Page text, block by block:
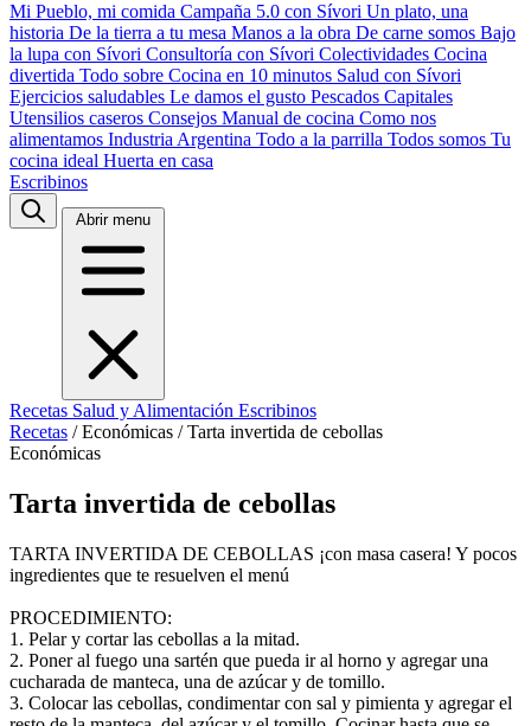
Mi Pueblo, mi comida Campaña 5.0 con Sívori Un plato, una
historia De la tierra a tu mesa Manos a la obra De carne somos Bajo
la lupa con Sívori Consultoría con Sívori Colectividades Cocina
divertida Todo sobre Cocina en 10 minutos Salud con Sívori
Ejercicios saludables Le damos el gusto Pescados Capitales
Utensilios caseros Consejos Manual de cocina Como nos
alimentamos Industria Argentina Todo a la parrilla Todos somos Tu
cocina ideal Huerta en casa
Escribinos
Abrir menu
Recetas Salud y Alimentación Escribinos
Recetas / Económicas / Tarta invertida de cebollas
Económicas
Tarta invertida de cebollas
TARTA INVERTIDA DE CEBOLLAS ¡con masa casera! Y pocos
ingredientes que te resuelven el menú
PROCEDIMIENTO:
1. Pelar y cortar las cebollas a la mitad.
2. Poner al fuego una sartén que pueda ir al horno y agregar una
cucharada de manteca, una de azúcar y de tomillo.
3. Colocar las cebollas, condimentar con sal y pimienta y agregar el